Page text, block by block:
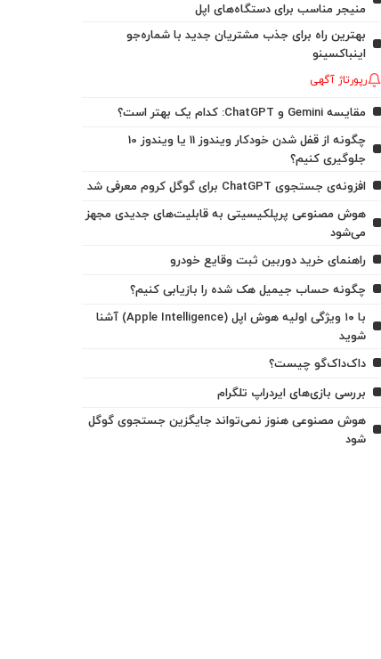
منیجر مناسب برای دستگاه‌های اپل
بهترین راه برای جذب مشتریان جدید با شماره‌جو
اینباکسینو
رپورتاژ آگهی
مقایسه Gemini و ChatGPT: کدام یک بهتر است؟
چگونه از قفل شدن خودکار ویندوز 11 یا ویندوز 10
جلوگیری کنیم؟
افزونه‌ی جستجوی ChatGPT برای گوگل کروم معرفی شد
هوش مصنوعی پرپلکیسیتی به قابلیت‌های جدیدی مجهز
می‌شود
راهنمای خرید دوربین ثبت وقایع خودرو
چگونه حساب جیمیل هک شده را بازیابی کنیم؟
با ۱۰ ویژگی اولیه هوش اپل (Apple Intelligence) آشنا
شوید
داک‌داک‌گو چیست؟
بررسی بازی‌های ایردراپ تلگرام
هوش مصنوعی هنوز نمی‌تواند جایگزین جستجوی گوگل
شود